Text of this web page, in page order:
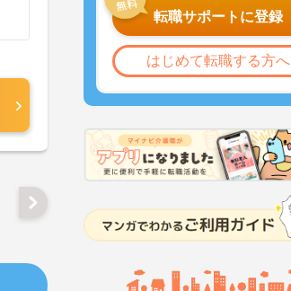
転職サポートに登録
はじめて転職する方へ